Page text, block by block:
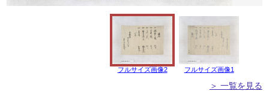
フルサイズ画像2 フルサイズ画像1
＞ 一覧を見る